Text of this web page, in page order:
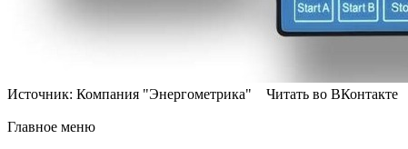
Источник: Компания "Энергометрика" Читать во
Главное меню